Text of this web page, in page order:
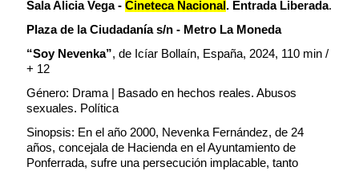
Sala Alicia Vega - Cineteca Nacional . Entrada Liberada.
Plaza de la Ciudadanía s/n - Metro La Moneda
“Soy Nevenka”, de Icíar Bollaín, España, 2024, 110 min /
+ 12
Género: Drama | Basado en hechos reales. Abusos
sexuales. Política
Sinopsis: En el año 2000, Nevenka Fernández, de 24
años, concejala de Hacienda en el Ayuntamiento de
Ponferrada, sufre una persecución implacable, tanto